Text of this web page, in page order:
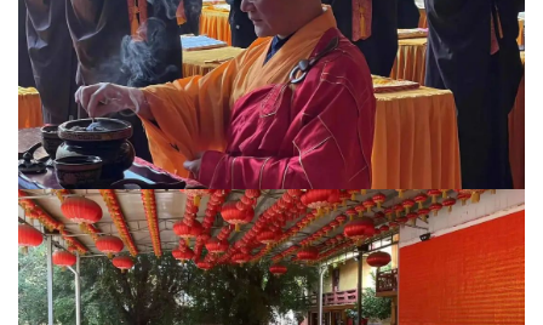
公
益
慈
善
佛
教
人
物
登录 注册